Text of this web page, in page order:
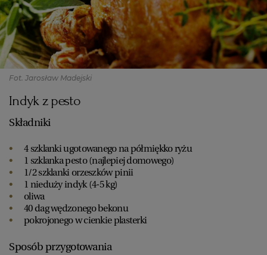
Fot. Jarosław Madejski
Indyk z pesto
Składniki
4 szklanki ugotowanego na półmiękko ryżu
1 szklanka pesto (najlepiej domowego)
1/2 szklanki orzeszków pinii
1 nieduży indyk (4-5 kg)
oliwa
40 dag wędzonego bekonu
pokrojonego w cienkie plasterki
Sposób przygotowania